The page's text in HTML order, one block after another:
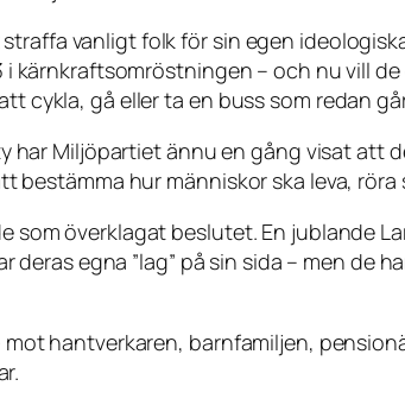
vanligt folk för sin egen
kärnkraftsomröstningen – och nu vill
cykla, gå eller ta en buss som redan
har Miljöpartiet ännu en gång visat att
bestämma hur människor ska leva, röra
överklagat beslutet. En jublande
deras egna ”lag” på sin sida – men de
hantverkaren, barnfamiljen,